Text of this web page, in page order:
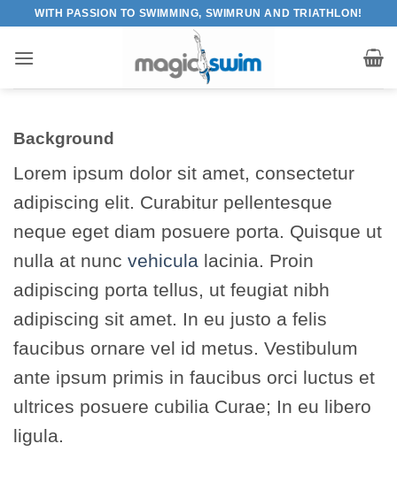
content
WITH PASSION TO SWIMMING, SWIMRUN AND TRIATHLON!
Background
Lorem ipsum dolor sit amet, consectetur
adipiscing elit. Curabitur pellentesque
neque eget diam posuere porta. Quisque ut
nulla at nunc vehicula lacinia. Proin
adipiscing porta tellus, ut feugiat nibh
adipiscing sit amet. In eu justo a felis
faucibus ornare vel id metus. Vestibulum
ante ipsum primis in faucibus orci luctus et
ultrices posuere cubilia Curae; In eu libero
ligula.